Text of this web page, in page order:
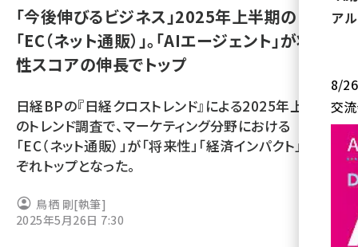
amazon (2259)
楽天 (1877)
ecbeing (1211)
アスクル (1122)
base (1084)
「今後伸びるビジネス」2025年上半期の1位は
「EC（ネット通販）」。「AIエージェント」が将来
性スコアの伸長でトップ
日経BPの『日経クロストレンド』による2025年上半期
のトレンド調査で、マーケティング分野における
「EC（ネット通販）」が「将来性」「経済インパクト」でそれ
ぞれトップとなった。
鳥栖 剛[執筆]
2025年5月26日 7:30
ア
8/26
交